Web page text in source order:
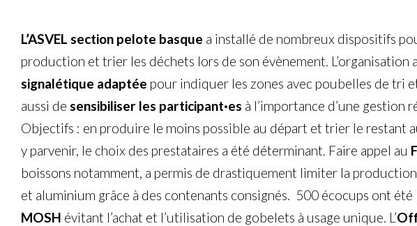
L’ASVEL section pelote basque a installé de nombreux dispositifs
production et trier les déchets lors de son évènement. L’organisation
signalétique adaptée pour indiquer les zones avec poubelles de tri
aussi de sensibiliser les participant·es à l’importance d’une gestion
Objectifs : en produire le moins possible au départ et trier le restant
y parvenir, le choix des prestataires a été déterminant. Faire appel au
boissons notamment, a permis de drastiquement limiter la
et aluminium grâce à des contenants consignés. 500 écocups ont été
MOSH évitant l’achat et l’utilisation de gobelets à usage unique. L’